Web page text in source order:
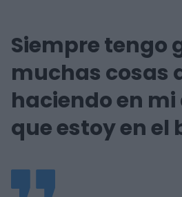
Siempre tengo
muchas cosas
haciendo en
que estoy en el